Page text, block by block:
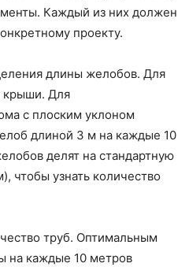
Каждый из них должен
проекту.
длины желобов. Для
крыши. Для
с плоским уклоном
длиной 3 м на каждые 10
делят на стандартную
чтобы узнать количество
труб. Оптимальным
на каждые 10 метров